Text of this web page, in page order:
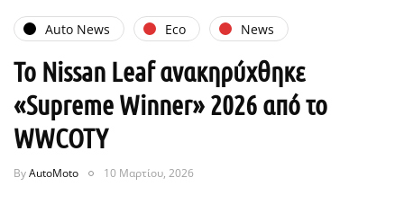
Auto News Eco News
Το Nissan Leaf ανακηρύχθηκε
«Supreme Winner» 2026 από το
WWCOTY
ByAutoMoto 10 Μαρτίου, 2026